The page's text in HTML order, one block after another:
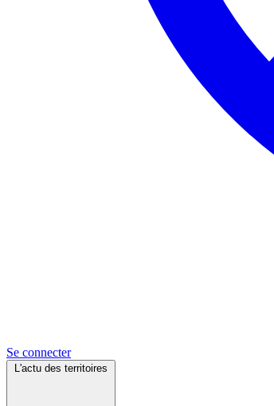
Se connecter
L'actu des territoires